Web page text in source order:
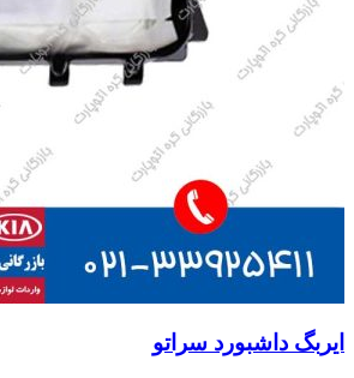
ایربگ داشبورد سراتو